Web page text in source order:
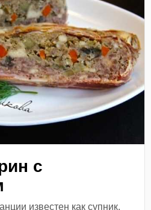
с
известен как супник.